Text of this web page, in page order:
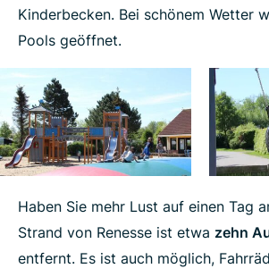
Kinderbecken. Bei schönem Wetter
Pools geöffnet.
Haben Sie mehr Lust auf einen Tag
Strand von Renesse ist etwa zehn
entfernt. Es ist auch möglich,